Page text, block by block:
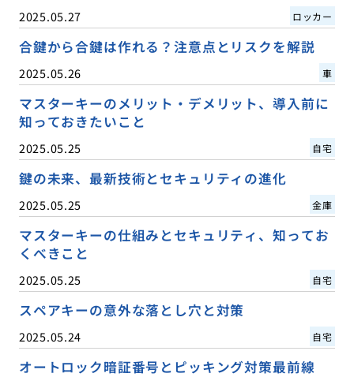
2025.05.27 ロッカー
合鍵から合鍵は作れる？注意点とリスクを解説
2025.05.26 車
マスターキーのメリット・デメリット、導入前に
知っておきたいこと
2025.05.25 自宅
鍵の未来、最新技術とセキュリティの進化
2025.05.25 金庫
マスターキーの仕組みとセキュリティ、知ってお
くべきこと
2025.05.25 自宅
スペアキーの意外な落とし穴と対策
2025.05.24 自宅
オートロック暗証番号とピッキング対策最前線